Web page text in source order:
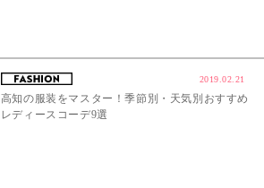
2019.02.21
高知の服装をマスター！季節別・天気別おすすめ
レディースコーデ9選